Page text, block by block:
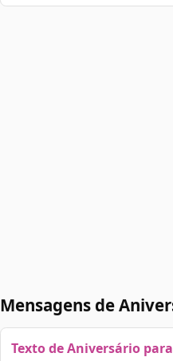
Mensagens de
Texto de Aniversário